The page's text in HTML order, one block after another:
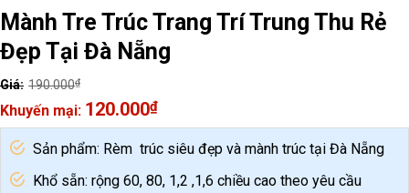
Mành Tre Trúc Trang Trí Trung Thu Rẻ
Đẹp Tại Đà Nẵng
190.000₫
Original
price
was:
190.000₫.
120.000₫
Current
price
120.000₫.
Sản phẩm: Rèm trúc siêu đẹp và mành trúc tại Đà Nẵng
Khổ sẵn: rộng 60, 80, 1,2 ,1,6 chiều cao theo yêu cầu